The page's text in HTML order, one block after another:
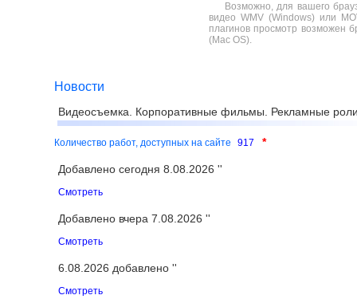
Возможно, для вашего
видео WMV (Windows) или
плагинов просмотр возможен
(Mac OS).
Новости
Видеосъемка. Корпоративные фильмы. Рекламные
Количество работ, доступных на сайте 917 *
Добавлено сегодня 8.08.2026 ''
Смотреть
Добавлено вчера 7.08.2026 ''
Смотреть
6.08.2026 добавлено ''
Смотреть